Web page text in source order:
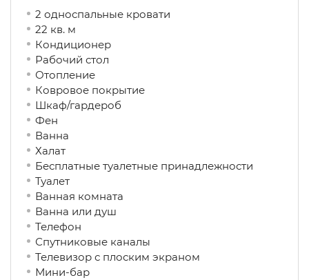
2 односпальные кровати
22 кв. м
Кондиционер
Рабочий стол
Отопление
Ковровое покрытие
Шкаф/гардероб
Фен
Ванна
Халат
Бесплатные туалетные принадлежности
Туалет
Ванная комната
Ванна или душ
Телефон
Спутниковые каналы
Телевизор с плоским экраном
Мини-бар